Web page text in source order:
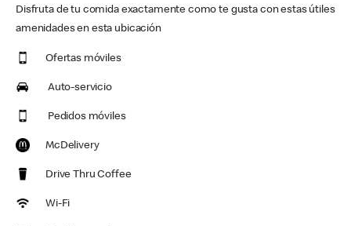
Disfruta de tu comida exactamente como te gusta con estas útiles
amenidades en esta ubicación
Ofertas móviles
Auto-servicio
Pedidos móviles
McDelivery
Drive Thru Coffee
Wi-Fi